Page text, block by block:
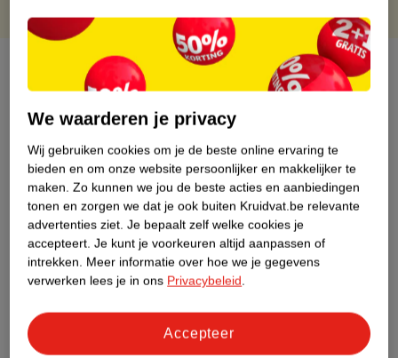
Over dit product
Productinformatie
Etiketinformatie
Nature Impact Score
Dit product heeft (nog) geen Nature
Impact Score.
Meer informatie
Bestel & Bezorginformatie
We waarderen je privacy
Wij gebruiken cookies om je de beste online ervaring te
bieden en om onze website persoonlijker en makkelijker te
maken. Zo kunnen we jou de beste acties en aanbiedingen
tonen en zorgen we dat je ook buiten Kruidvat.be relevante
advertenties ziet. Je bepaalt zelf welke cookies je
accepteert. Je kunt je voorkeuren altijd aanpassen of
intrekken. Meer informatie over hoe we je gegevens
verwerken lees je in ons Privacybeleid.
Accepteer